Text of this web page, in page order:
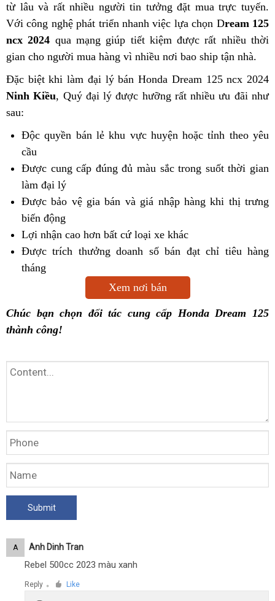
từ lâu và rất nhiều người tin tưởng đặt mua trực tuyến.
Với công nghệ phát triển nhanh việc lựa chọn Dream 125
ncx 2024 qua mạng giúp tiết kiệm được rất nhiều thời
gian cho người mua hàng vì nhiều nơi bao ship tận nhà.
Đặc biệt khi làm đại lý bán Honda Dream 125 ncx 2024
Ninh Kiều, Quý đại lý được hưỡng rất nhiều ưu đãi như
sau:
Độc quyền bán lẻ khu vực huyện hoặc tỉnh theo yêu
cầu
Được cung cấp đúng đủ màu sắc trong suốt thời gian
làm đại lý
Được bảo vệ gia bán và giá nhập hàng khi thị trưng
biến động
Lợi nhận cao hơn bất cứ loại xe khác
Được trích thưởng doanh số bán đạt chỉ tiêu hàng
tháng
Xem nơi bán
Chúc bạn chọn đối tác cung cấp Honda Dream 125
thành công!
A Anh Dinh Tran
Rebel 500cc 2023 màu xanh
Reply ● Like